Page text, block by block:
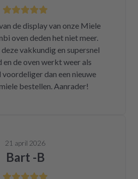
de display van onze Miele
vakkundig en supersnel
en de oven werkt weer als
display bij miele bestellen. Aanrader!
21 april 2026
Bart -B